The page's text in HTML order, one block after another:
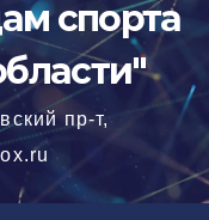
спорта
пр-т,